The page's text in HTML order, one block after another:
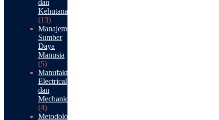
dan
Kehutanan
(13)
Manajemen
Sumber
Daya
Manusia
(5)
Manufaktur:
Electrical
dan
Mechanical
(4)
Metodologi